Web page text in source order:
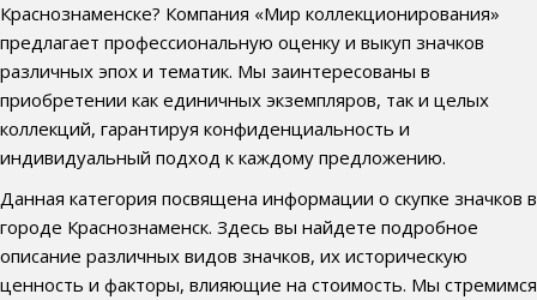
Краснознаменске? Компания «Мир коллекционирования»
предлагает профессиональную оценку и выкуп значков
различных эпох и тематик. Мы заинтересованы в
приобретении как единичных экземпляров, так и целых
коллекций, гарантируя конфиденциальность и
индивидуальный подход к каждому предложению.
Данная категория посвящена информации о скупке значков в
городе Краснознаменск. Здесь вы найдете подробное
описание различных видов значков, их историческую
ценность и факторы, влияющие на стоимость. Мы стремимся